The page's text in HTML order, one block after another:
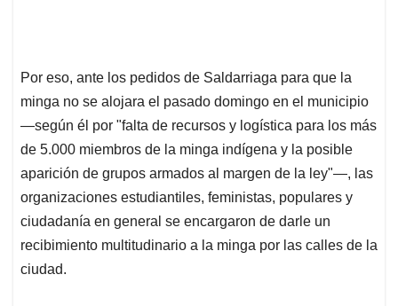
Por eso, ante los pedidos de Saldarriaga para que la
minga no se alojara el pasado domingo en el municipio
—según él por "falta de recursos y logística para los más
de 5.000 miembros de la minga indígena y la posible
aparición de grupos armados al margen de la ley"—, las
organizaciones estudiantiles, feministas, populares y
ciudadanía en general se encargaron de darle un
recibimiento multitudinario a la minga por las calles de la
ciudad.